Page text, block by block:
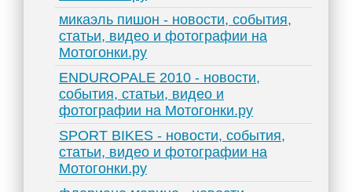
микаэль пишон - новости, события,
статьи, видео и фотографии на
Мотогонки.ру
ENDUROPALE 2010 - новости,
события, статьи, видео и
фотографии на Мотогонки.ру
SPORT BIKES - новости, события,
статьи, видео и фотографии на
Мотогонки.ру